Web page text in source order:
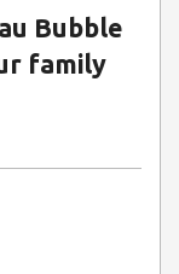
Bubble
family